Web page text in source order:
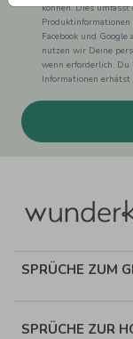
können. Dies
Facebook und
nutzen wir Deine
wenn erforderlich.
Informationen
SPRÜCHE ZUM
SPRÜCHE ZUR